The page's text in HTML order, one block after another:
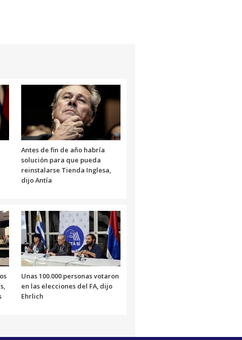
Antes de fin de año habría
solución para que pueda
reinstalarse Tienda Inglesa,
dijo Antía
Unas 100.000 personas votaron
en las elecciones del FA, dijo
Ehrlich